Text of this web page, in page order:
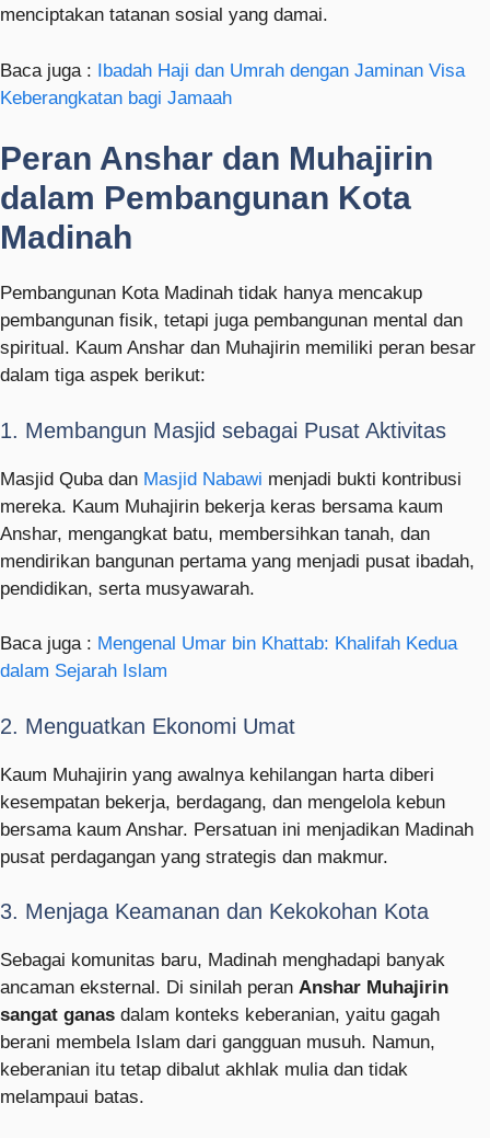
menciptakan tatanan sosial yang damai.
Baca juga : Ibadah Haji dan Umrah dengan Jaminan Visa
Keberangkatan bagi Jamaah
Peran Anshar dan Muhajirin
dalam Pembangunan Kota
Madinah
Pembangunan Kota Madinah tidak hanya mencakup
pembangunan fisik, tetapi juga pembangunan mental dan
spiritual. Kaum Anshar dan Muhajirin memiliki peran besar
dalam tiga aspek berikut:
1. Membangun Masjid sebagai Pusat Aktivitas
Masjid Quba dan Masjid Nabawi menjadi bukti kontribusi
mereka. Kaum Muhajirin bekerja keras bersama kaum
Anshar, mengangkat batu, membersihkan tanah, dan
mendirikan bangunan pertama yang menjadi pusat ibadah,
pendidikan, serta musyawarah.
Baca juga : Mengenal Umar bin Khattab: Khalifah Kedua
dalam Sejarah Islam
2. Menguatkan Ekonomi Umat
Kaum Muhajirin yang awalnya kehilangan harta diberi
kesempatan bekerja, berdagang, dan mengelola kebun
bersama kaum Anshar. Persatuan ini menjadikan Madinah
pusat perdagangan yang strategis dan makmur.
3. Menjaga Keamanan dan Kekokohan Kota
Sebagai komunitas baru, Madinah menghadapi banyak
ancaman eksternal. Di sinilah peran Anshar Muhajirin
sangat ganas dalam konteks keberanian, yaitu gagah
berani membela Islam dari gangguan musuh. Namun,
keberanian itu tetap dibalut akhlak mulia dan tidak
melampaui batas.